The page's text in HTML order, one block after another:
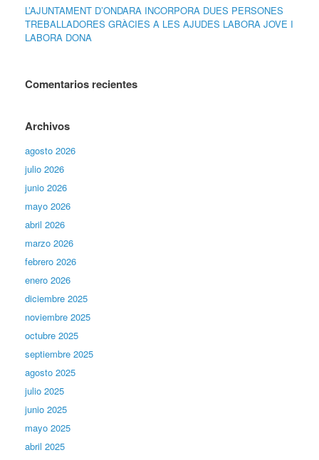
L’AJUNTAMENT D’ONDARA INCORPORA DUES PERSONES
TREBALLADORES GRÀCIES A LES AJUDES LABORA JOVE I
LABORA DONA
Comentarios recientes
Archivos
agosto 2026
julio 2026
junio 2026
mayo 2026
abril 2026
marzo 2026
febrero 2026
enero 2026
diciembre 2025
noviembre 2025
octubre 2025
septiembre 2025
agosto 2025
julio 2025
junio 2025
mayo 2025
abril 2025